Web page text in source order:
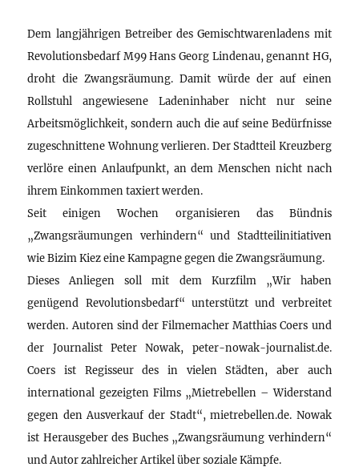
Dem langjährigen Betreiber des Gemischtwarenladens mit
Revolutionsbedarf M99 Hans Georg Lindenau, genannt HG,
droht die Zwangsräumung. Damit würde der auf einen
Rollstuhl angewiesene Ladeninhaber nicht nur seine
Arbeitsmöglichkeit, sondern auch die auf seine Bedürfnisse
zugeschnittene Wohnung verlieren. Der Stadtteil Kreuzberg
verlöre einen Anlaufpunkt, an dem Menschen nicht nach
ihrem Einkommen taxiert werden.
Seit einigen Wochen organisieren das Bündnis
„Zwangsräumungen verhindern“ und Stadtteilinitiativen
wie Bizim Kiez eine Kampagne gegen die Zwangsräumung.
Dieses Anliegen soll mit dem Kurzfilm „Wir haben
genügend Revolutionsbedarf“ unterstützt und verbreitet
werden. Autoren sind der Filmemacher Matthias Coers und
der Journalist Peter Nowak, peter-nowak-journalist.de.
Coers ist Regisseur des in vielen Städten, aber auch
international gezeigten Films „Mietrebellen – Widerstand
gegen den Ausverkauf der Stadt“, mietrebellen.de. Nowak
ist Herausgeber des Buches „Zwangsräumung verhindern“
und Autor zahlreicher Artikel über soziale Kämpfe.